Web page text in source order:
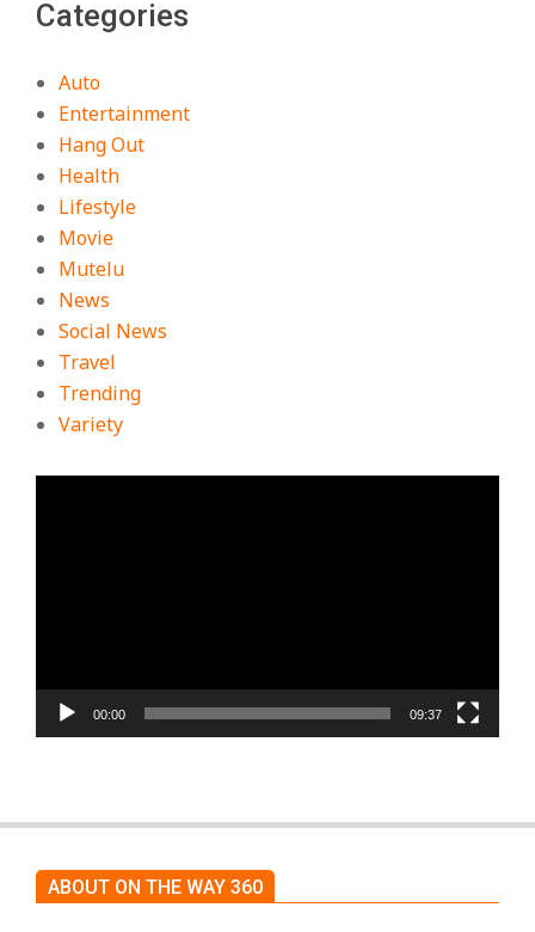
Categories
Auto
Entertainment
Hang Out
Health
Lifestyle
Movie
Mutelu
News
Social News
Travel
Trending
Variety
00:00 09:37
ABOUT ON THE WAY 360